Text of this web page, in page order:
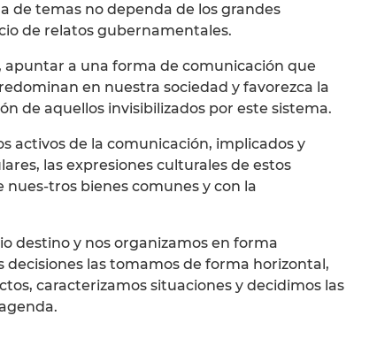
de temas no dependa de los grandes
de relatos gubernamentales.
apuntar a una forma de comunicación que
en nuestra sociedad y favorezca la
de aquellos invisibilizados por este sistema.
activos de la comunicación, implicados y
las expresiones culturales de estos
nues-tros bienes comunes y con la
destino y nos organizamos en forma
las tomamos de forma horizontal,
caracterizamos situaciones y decidimos las